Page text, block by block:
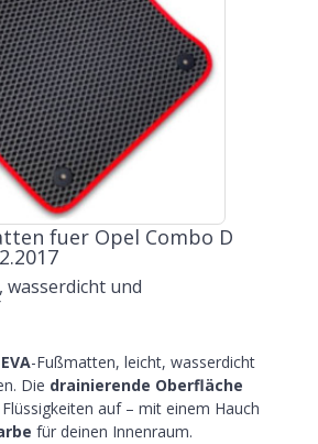
fuer Opel Combo D
und
EVA-Fußmatten, leicht, wasserdicht
Die drainierende Oberfläche
auf – mit einem Hauch
für deinen Innenraum.